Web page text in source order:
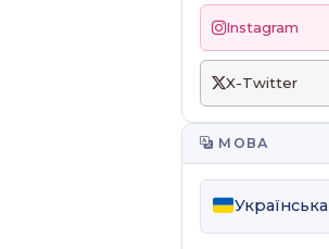
Instagram
X-Twitter
МОВА
Українська